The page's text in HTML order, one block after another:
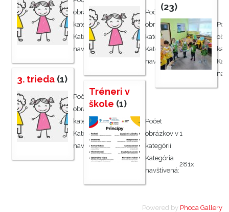
obrázkov v
kategórii:
1
Kategória
navštívená:
598x
3. trieda (1)
Počet
obrázkov v
kategórii:
1
Kategória
navštívená:
354x
Počet
obrázkov v
kategórii:
1
Kategória
navštívená:
394x
Tréneri v
škole (1)
Počet
obrázkov v
kategórii:
1
Kategória
navštívená:
281x
(23)
Powered by Phoca Gallery